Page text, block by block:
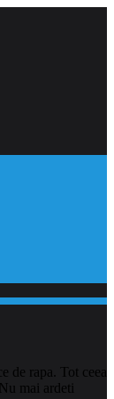
de rapa. Tot ceea
mai ardeti